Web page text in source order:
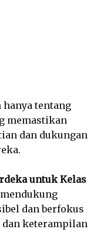
tentang
memastikan
dan dukungan
untuk Kelas
dan berfokus
dan keterampilan